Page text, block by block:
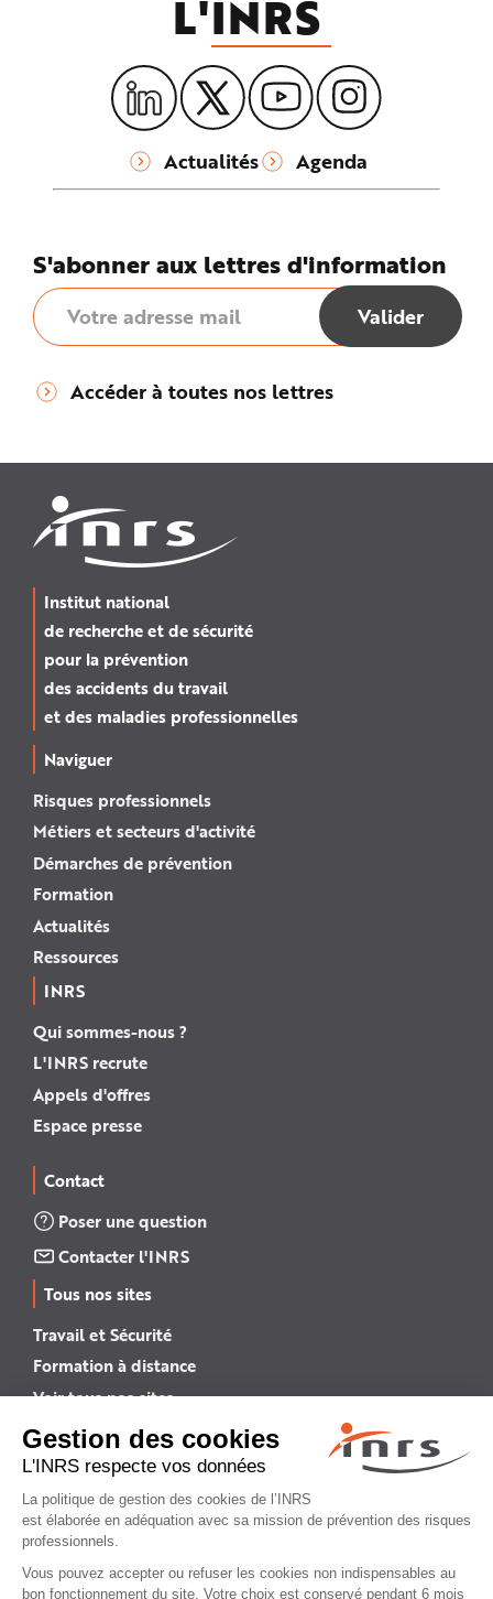
L'INRS
Actualités Agenda
S'abonner aux lettres d'information
Accéder à toutes nos lettres
Institut national
de recherche et de sécurité
pour la prévention
des accidents du travail
et des maladies professionnelles
Naviguer
Risques professionnels
Métiers et secteurs d'activité
Démarches de prévention
Formation
Actualités
Ressources
INRS
Qui sommes-nous ?
L'INRS recrute
Appels d'offres
Espace presse
Contact
Poser une question
Contacter l'INRS
Tous nos sites
Travail et Sécurité
Formation à distance
Voir tous nos sites →
INRS English
INRS (english version)